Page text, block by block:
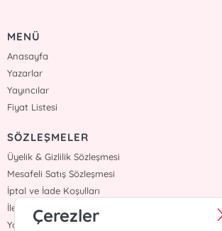
MENÜ
Anasayfa
Yazarlar
Yayıncılar
Fiyat Listesi
SÖZLEŞMELER
Üyelik & Gizlilik Sözleşmesi
Mesafeli Satış Sözleşmesi
İptal ve İade Koşulları
İletişim
YardımÇerezler